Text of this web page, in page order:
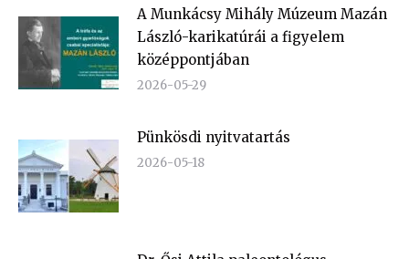
A Munkácsy Mihály Múzeum Mazán
László-karikatúrái a figyelem
középpontjában
2026-05-29
Pünkösdi nyitvatartás
2026-05-18